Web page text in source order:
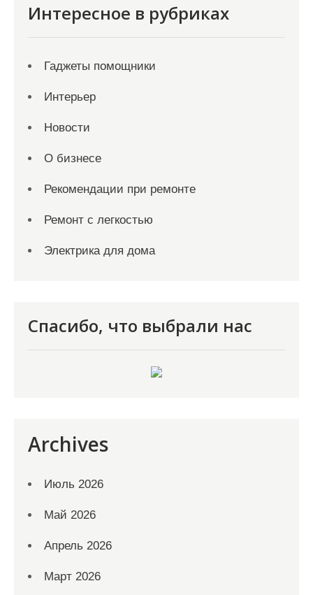
Интересное в рубриках
Гаджеты помощники
Интерьер
Новости
О бизнесе
Рекомендации при ремонте
Ремонт с легкостью
Электрика для дома
Спасибо, что выбрали нас
Archives
Июль 2026
Май 2026
Апрель 2026
Март 2026